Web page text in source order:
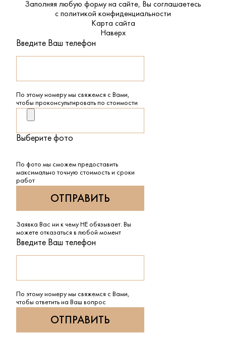
Заполняя любую форму на сайте, Вы соглашаетесь
с политикой конфиденциальности
Карта сайта
Наверх
Введите Ваш телефон
По этому номеру мы свяжемся с Вами,
чтобы проконсультировать по стоимости
Выберите фото
По фото мы сможем предоставить
максимально точную стоимость и сроки
работ
Заявка Вас ни к чему НЕ обязывает. Вы
можете отказаться в любой момент
Введите Ваш телефон
По этому номеру мы свяжемся с Вами,
чтобы ответить на Ваш вопрос